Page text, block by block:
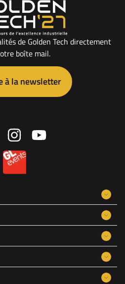
de Golden Tech directement
boîte mail.
à la newsletter